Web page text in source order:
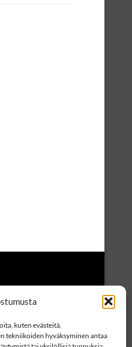
kuten evästeitä,
tekniikoiden hyväksyminen antaa